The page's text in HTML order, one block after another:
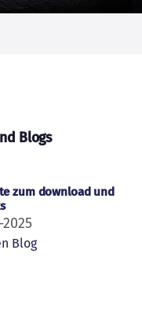
Blogs
zum download und
Blog